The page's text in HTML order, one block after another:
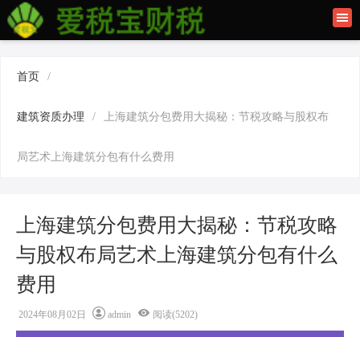
首页
首页 /
建筑资质办理 / 上海建筑分包费用大揭秘：节税攻略与股权布
局艺术上海建筑分包有什么费用
上海建筑分包费用大揭秘：节税攻略
与股权布局艺术上海建筑分包有什么
费用
2024年08月02日 admin 阅读(5202)